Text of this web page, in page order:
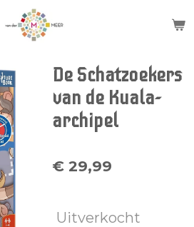
De Schatzoekers
van de Kuala-
archipel
€ 29,99
Uitverkocht